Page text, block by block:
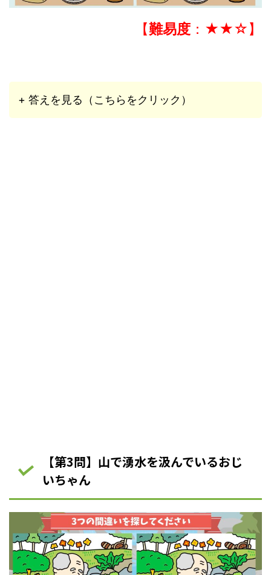
【難易度 ：★★☆】
+ 答えを見る（こちらをクリック）
【第3問】山で湧水を汲んでいるおじ
いちゃん